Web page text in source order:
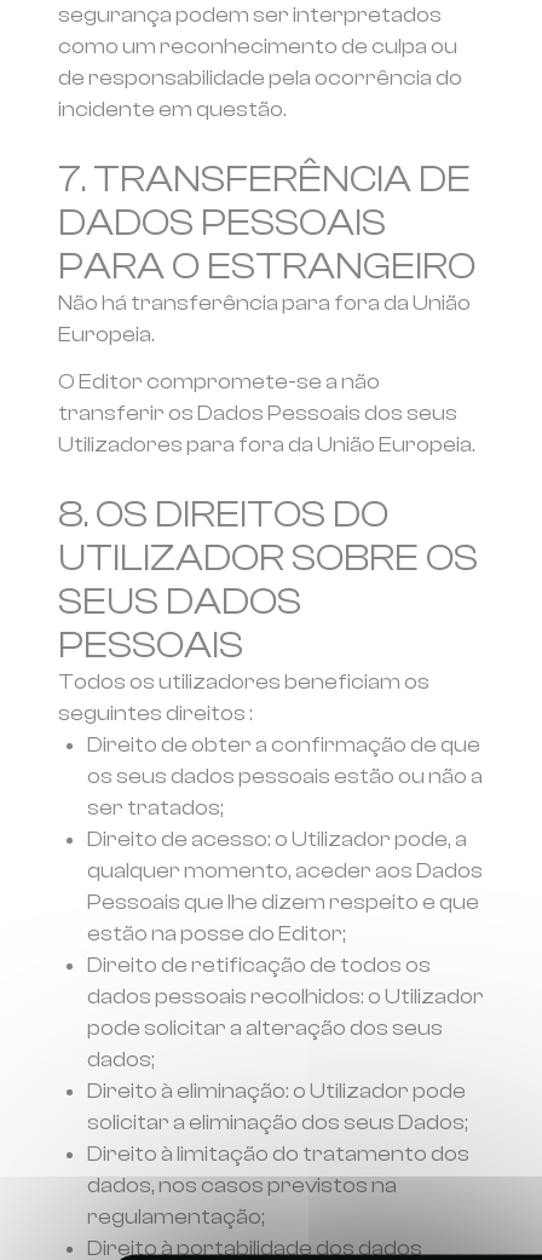
segurança podem ser interpretados
como um reconhecimento de culpa ou
de responsabilidade pela ocorrência do
incidente em questão.
7. TRANSFERÊNCIA DE
DADOS PESSOAIS
PARA O ESTRANGEIRO
Não há transferência para fora da União
Europeia.
O Editor compromete-se a não
transferir os Dados Pessoais dos seus
Utilizadores para fora da União Europeia.
8. OS DIREITOS DO
UTILIZADOR SOBRE OS
SEUS DADOS
PESSOAIS
Todos os utilizadores beneficiam os
seguintes direitos :
Direito de obter a confirmação de que
os seus dados pessoais estão ou não a
ser tratados;
Direito de acesso: o Utilizador pode, a
qualquer momento, aceder aos Dados
Pessoais que lhe dizem respeito e que
estão na posse do Editor;
Direito de retificação de todos os
dados pessoais recolhidos: o Utilizador
pode solicitar a alteração dos seus
dados;
Direito à eliminação: o Utilizador pode
solicitar a eliminação dos seus Dados;
Direito à limitação do tratamento dos
dados, nos casos previstos na
regulamentação;
Direito à portabilidade dos dados